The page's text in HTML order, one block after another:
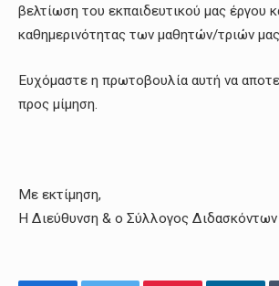
βελτίωση του εκπαιδευτικού μας έργου
καθημερινότητας των μαθητών/τριών
Ευχόμαστε η πρωτοβουλία αυτή να
προς μίμηση.
Με εκτίμηση,
Η Διεύθυνση & ο Σύλλογος Διδασκόντων